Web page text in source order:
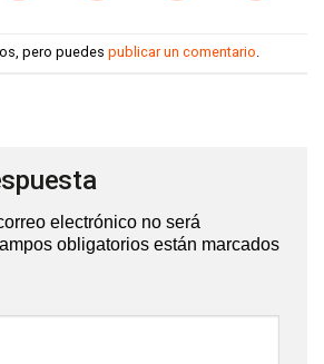
pero puedes publicar un comentario.
electrónico no será
obligatorios están marcados